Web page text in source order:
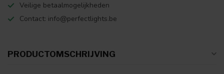
Veilige betaalmogelijkheden
Contact: info@perfectlights.be
PRODUCTOMSCHRIJVING